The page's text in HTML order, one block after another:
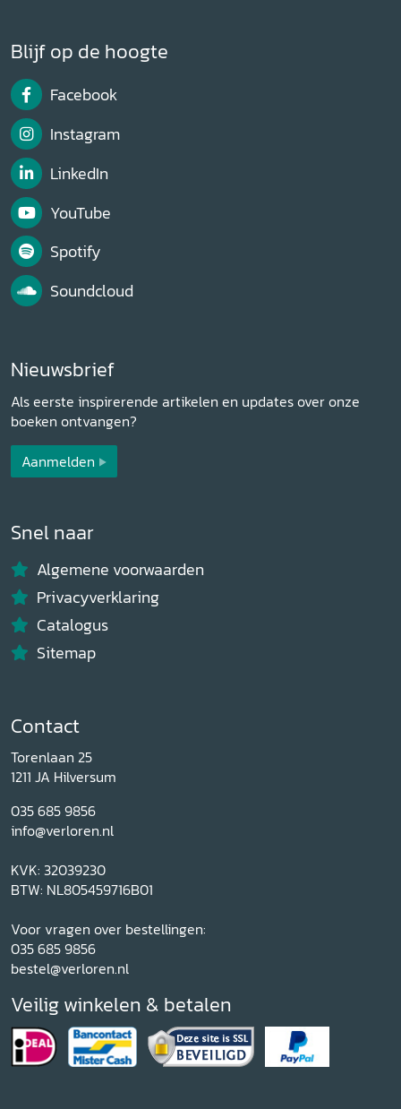
Blijf op de hoogte
Facebook
Instagram
LinkedIn
YouTube
Spotify
Soundcloud
Nieuwsbrief
Als eerste inspirerende artikelen en updates over onze
boeken ontvangen?
Aanmelden
Snel naar
Algemene voorwaarden
Privacyverklaring
Catalogus
Sitemap
Contact
Torenlaan 25
1211 JA Hilversum
035 685 9856
info@verloren.nl
KVK: 32039230
BTW: NL805459716B01
Voor vragen over bestellingen:
035 685 9856
bestel@verloren.nl
Veilig winkelen & betalen